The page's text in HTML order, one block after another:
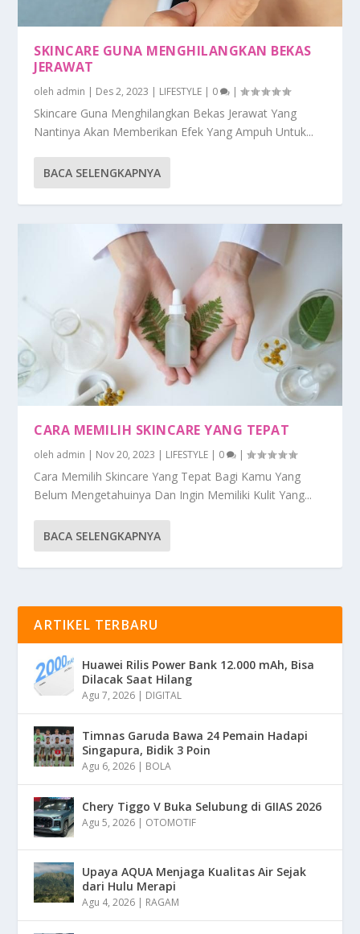
SKINCARE GUNA MENGHILANGKAN BEKAS
JERAWAT
oleh admin | Des 2, 2023 | LIFESTYLE | 0 |
Skincare Guna Menghilangkan Bekas Jerawat Yang
Nantinya Akan Memberikan Efek Yang Ampuh Untuk...
BACA SELENGKAPNYA
CARA MEMILIH SKINCARE YANG TEPAT
oleh admin | Nov 20, 2023 | LIFESTYLE | 0 |
Cara Memilih Skincare Yang Tepat Bagi Kamu Yang
Belum Mengetahuinya Dan Ingin Memiliki Kulit Yang...
BACA SELENGKAPNYA
ARTIKEL TERBARU
Huawei Rilis Power Bank 12.000 mAh, Bisa
Dilacak Saat Hilang
Agu 7, 2026 | DIGITAL
Timnas Garuda Bawa 24 Pemain Hadapi
Singapura, Bidik 3 Poin
Agu 6, 2026 | BOLA
Chery Tiggo V Buka Selubung di GIIAS 2026
Agu 5, 2026 | OTOMOTIF
Upaya AQUA Menjaga Kualitas Air Sejak
dari Hulu Merapi
Agu 4, 2026 | RAGAM